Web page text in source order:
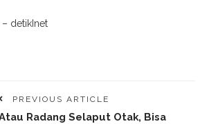
detikInet
PREVIOUS ARTICLE
Radang Selaput Otak, Bisa